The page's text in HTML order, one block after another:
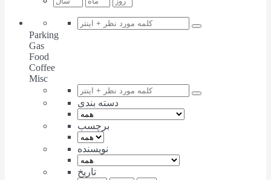
Parking
Gas
Food
Coffee
Misc
دسته بندی
برچسب
نویسنده
تاریخ